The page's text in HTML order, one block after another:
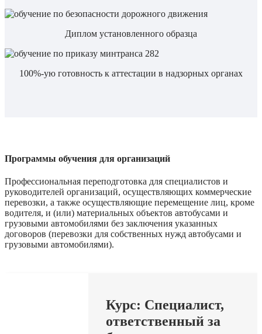
Диплом установленного образца
100%-ую готовность к аттестации в надзорных органах
Программы обучения для организаций
Профессиональная переподготовка для специалистов и
руководителей организаций, осуществляющих коммерческие
перевозки, а также осуществляющие перемещение лиц, кроме
водителя, и (или) материальных объектов автобусами и
грузовыми автомобилями без заключения указанных
договоров (перевозки для собственных нужд автобусами и
грузовыми автомобилями).
Курс: Специалист,
ответственный за